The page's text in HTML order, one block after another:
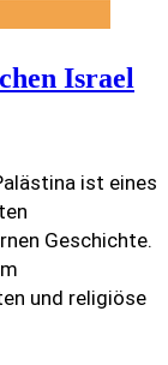
Israel
ist eines
Geschichte.
und religiöse